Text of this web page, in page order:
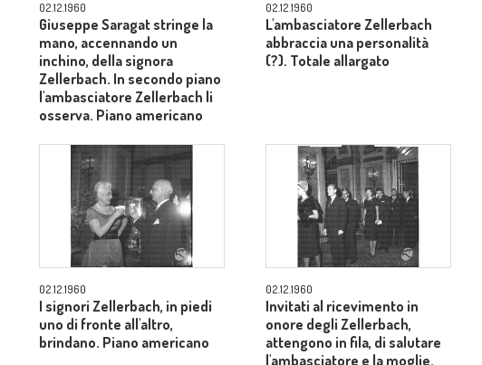
02.12.1960
Giuseppe Saragat stringe la
mano, accennando un
inchino, della signora
Zellerbach. In secondo piano
l'ambasciatore Zellerbach li
osserva. Piano americano
02.12.1960
L'ambasciatore Zellerbach
abbraccia una personalità
(?). Totale allargato
02.12.1960
I signori Zellerbach, in piedi
uno di fronte all'altro,
brindano. Piano americano
02.12.1960
Invitati al ricevimento in
onore degli Zellerbach,
attengono in fila, di salutare
l'ambasciatore e la moglie.